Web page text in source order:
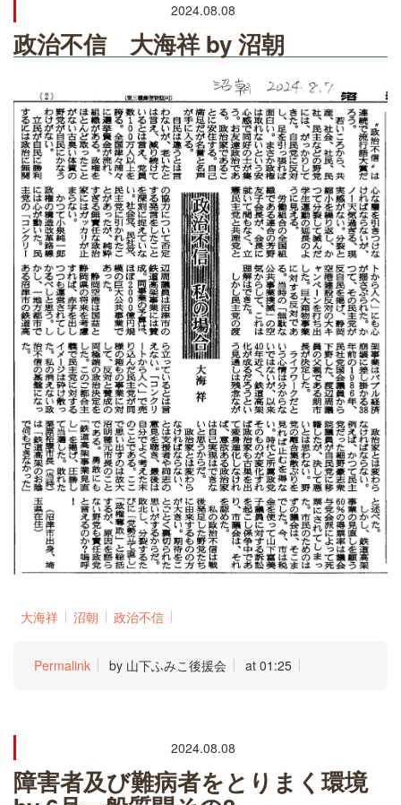
2024.08.08
政治不信 大海祥 by 沼朝
大海祥 沼朝 政治不信
Permalink by 山下ふみこ後援会 at 01:25
2024.08.08
障害者及び難病者をとりまく環境